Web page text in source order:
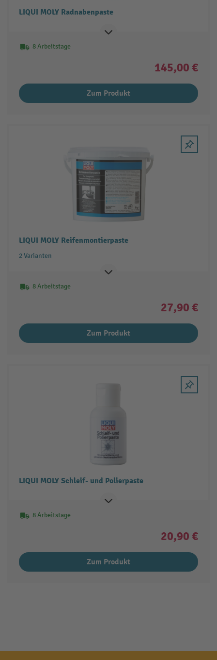
LIQUI MOLY Radnabenpaste
8 Arbeitstage
145,00 €
Zum Produkt
LIQUI MOLY Reifenmontierpaste
2 Varianten
8 Arbeitstage
27,90 €
Zum Produkt
LIQUI MOLY Schleif- und Polierpaste
8 Arbeitstage
20,90 €
Zum Produkt